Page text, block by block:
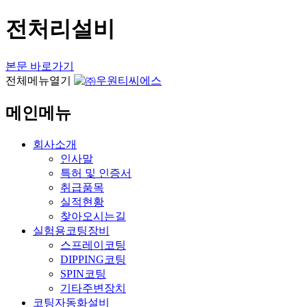
전처리설비
본문 바로가기
전체메뉴열기
메인메뉴
회사소개
인사말
특허 및 인증서
취급품목
실적현황
찾아오시는길
실험용코팅장비
스프레이코팅
DIPPING코팅
SPIN코팅
기타주변장치
코팅자동화설비